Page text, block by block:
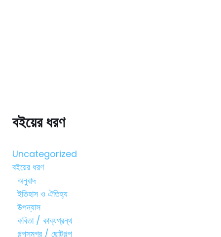
বইয়ের ধরণ
Uncategorized
বইয়ের ধরণ
অনুবাদ
ইতিহাস ও ঐতিহ্য
উপন্যাস
কবিতা / কাব্যগ্রন্থ
গল্পসমগ্র / ছোটগল্প